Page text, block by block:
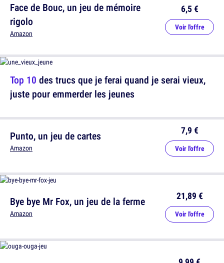
Top 10 des trucs que je ferai quand je serai vieux,
juste pour emmerder les jeunes
Bye bye Mr Fox, un jeu de la ferme
Amazon
21,89 €
Voir l'offre
Face de Bouc, un jeu de mémoire
rigolo
Amazon
6,5 €
Voir l'offre
Punto, un jeu de cartes
Amazon
7,9 €
Voir l'offre